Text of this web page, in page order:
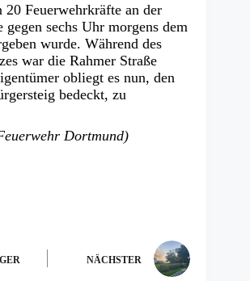
20 Feuerwehrkräfte an der
gegen sechs Uhr morgens dem
wurde. Während des
war die Rahmer Straße
obliegt es nun, den
bedeckt, zu
Dortmund)
NÄCHSTER